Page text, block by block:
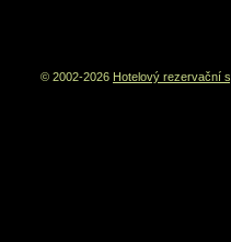
© 2002-2026 Hotelový rezervační